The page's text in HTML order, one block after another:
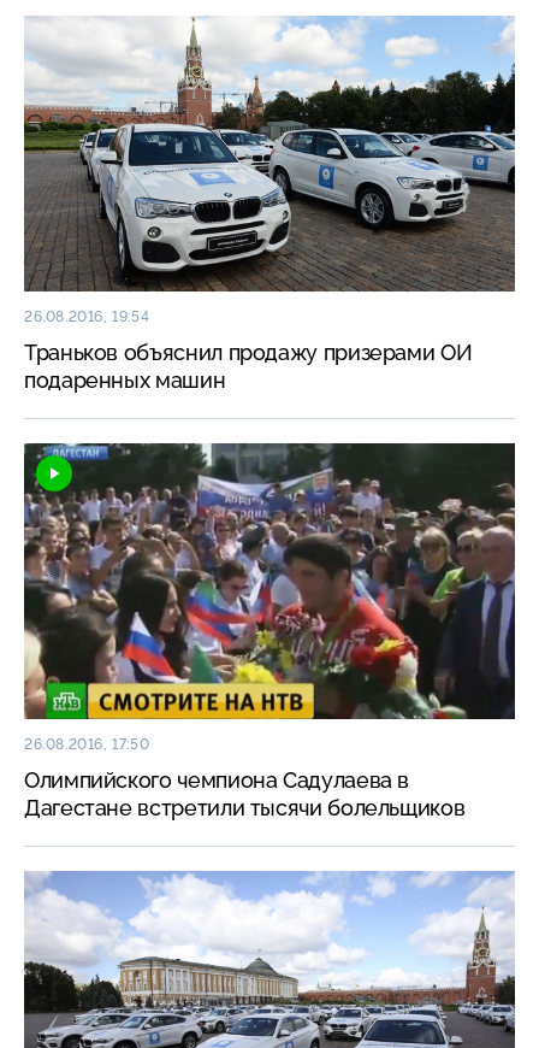
26.08.2016, 19:54
Траньков объяснил продажу призерами ОИ
подаренных машин
26.08.2016, 17:50
Олимпийского чемпиона Садулаева в
Дагестане встретили тысячи болельщиков